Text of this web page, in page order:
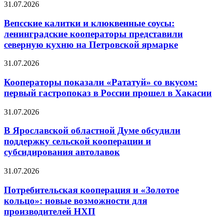
31.07.2026
Вепсские калитки и клюквенные соусы:
ленинградские кооператоры представили
северную кухню на Петровской ярмарке
31.07.2026
Кооператоры показали «Рататуй» со вкусом:
первый гастропоказ в России прошел в Хакасии
31.07.2026
В Ярославской областной Думе обсудили
поддержку сельской кооперации и
субсидирования автолавок
31.07.2026
Потребительская кооперация и «Золотое
кольцо»: новые возможности для
производителей НХП